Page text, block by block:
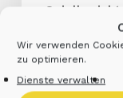
Wir verwenden
zu optimieren.
Dienste verwalten
Spielberichte
3. Platz U16w
U16w-